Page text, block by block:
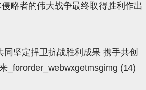
略者的伟大战争最终取得胜利作出